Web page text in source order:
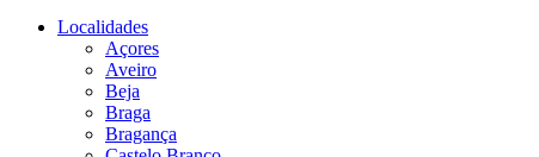
Localidades
Açores
Aveiro
Beja
Braga
Bragança